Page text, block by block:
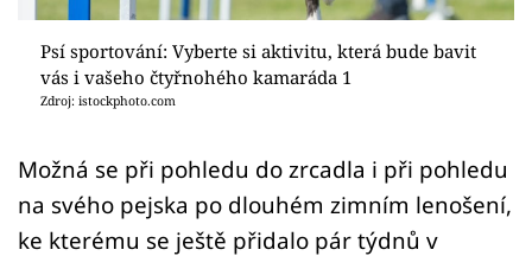
Sledujte nás
Psí sportování: Vyberte si aktivitu, která bude bavit
vás i vašeho čtyřnohého kamaráda 1
Zdroj: istockphoto.com
Možná se při pohledu do zrcadla i při pohledu
na svého pejska po dlouhém zimním lenošení,
ke kterému se ještě přidalo pár týdnů v